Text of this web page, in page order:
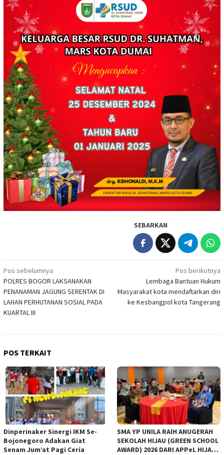
SEBARKAN
Navigasi
pos
Pos sebelumnya
POLRES BOGOR LAKSANAKAN
PENANAMAN JAGUNG SERENTAK DI
LAHAN PERHUTANAN SOSIAL PADA
KUARTAL III
Pos berikutnya
Lembaga Bantuan Hukum
Masyarakat kota mendaftarkan diri
ke Kesbangpol kota Tangerang
POS TERKAIT
Dinperinaker Sinergi IKM Se-
Bojonegoro Adakan Giat
Senam Jum’at Pagi Ceria
SMA YP UNILA RAIH ANUGERAH
SEKOLAH HIJAU (GREEN SCHOOL
AWARD) 2026 DARI APPeL HIJAU